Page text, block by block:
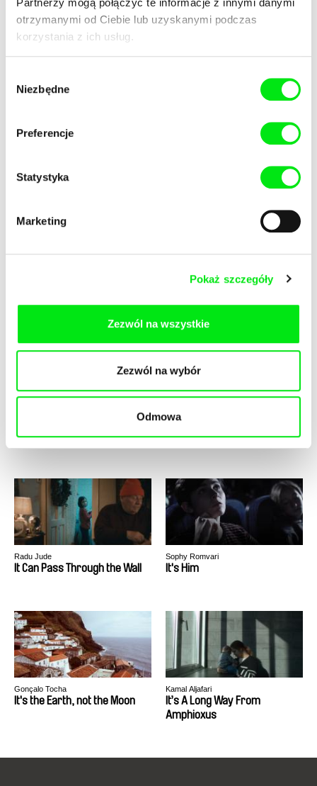
otrzymanymi od Ciebie lub uzyskanymi podczas
korzystania z ich usług.
zgody
Niezbędne
Preferencje
Statystyka
Marketing
Pokaż szczegóły
Zezwól na wszystkie
Zezwól na wybór
Odmowa
Jim Finn
Interkosmos
Cristina Motta
Inwentaryzacja
Iron Ladies Islander
Isola
Luis Ospina
It All Started At The End
Radu Jude
It Can Pass Through the Wall
Sophy Romvari
It's Him
Gonçalo Tocha
It's the Earth, not the Moon
Kamal Aljafari
It’s A Long Way From
Amphioxus